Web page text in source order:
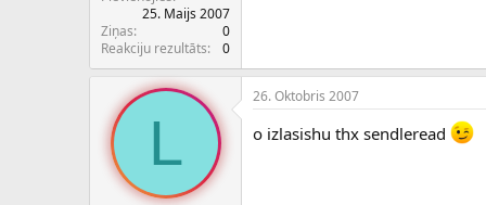
25. Maijs 2007
Ziņas
0
Reakciju rezultāts
0
L
26. Oktobris 2007
o izlasishu thx sendleread